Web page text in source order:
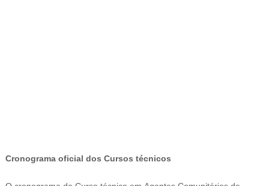
Cronograma oficial dos Cursos técnicos